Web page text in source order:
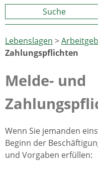
Suche
Lebenslagen >
Zahlungspflichten
Melde- und
Wenn Sie jemanden
Beginn der
und Vorgaben erfüllen: